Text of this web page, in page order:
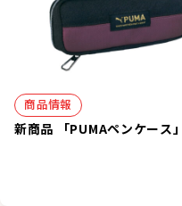
商品情報
新商品 「PUMAペンケース